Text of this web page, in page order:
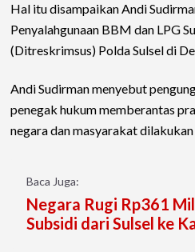
Hal itu disampaikan Andi
Penyalahgunaan BBM dan LPG
(Ditreskrimsus) Polda Sulsel di
Andi Sudirman menyebut
penegak hukum memberantas
negara dan masyarakat
Baca Juga:
Negara Rugi Rp361
Subsidi dari Sulsel ke